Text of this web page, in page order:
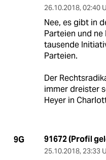
26.10.2018, 02:40
Nee, es gibt in
Parteien und ne
tausende
Parteien.
Der
immer dreister
Heyer in
9G 91672 (Profil
25.10.2018, 23:33